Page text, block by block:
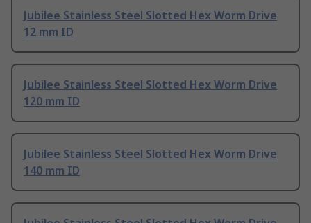
Jubilee Stainless Steel Slotted Hex Worm Drive
12 mm ID
Jubilee Stainless Steel Slotted Hex Worm Drive
120 mm ID
Jubilee Stainless Steel Slotted Hex Worm Drive
140 mm ID